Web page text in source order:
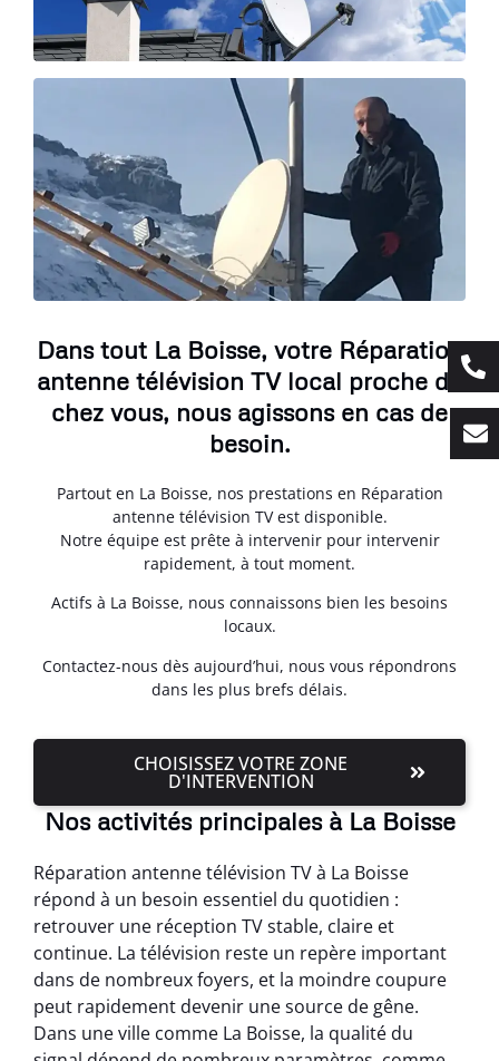
Dans tout La Boisse, votre Réparation
antenne télévision TV local proche de
chez vous, nous agissons en cas de
besoin.
Partout en La Boisse, nos prestations en Réparation
antenne télévision TV est disponible.
Notre équipe est prête à intervenir pour intervenir
rapidement, à tout moment.
Actifs à La Boisse, nous connaissons bien les besoins
locaux.
Contactez-nous dès aujourd’hui, nous vous répondrons
dans les plus brefs délais.
CHOISISSEZ VOTRE ZONE
D'INTERVENTION
Nos activités principales à La Boisse
Réparation antenne télévision TV à La Boisse
répond à un besoin essentiel du quotidien :
retrouver une réception TV stable, claire et
continue. La télévision reste un repère important
dans de nombreux foyers, et la moindre coupure
peut rapidement devenir une source de gêne.
Dans une ville comme La Boisse, la qualité du